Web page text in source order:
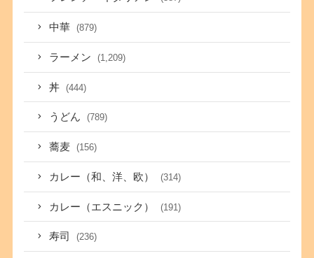
中華 (879)
ラーメン (1,209)
丼 (444)
うどん (789)
蕎麦 (156)
カレー（和、洋、欧） (314)
カレー（エスニック） (191)
寿司 (236)